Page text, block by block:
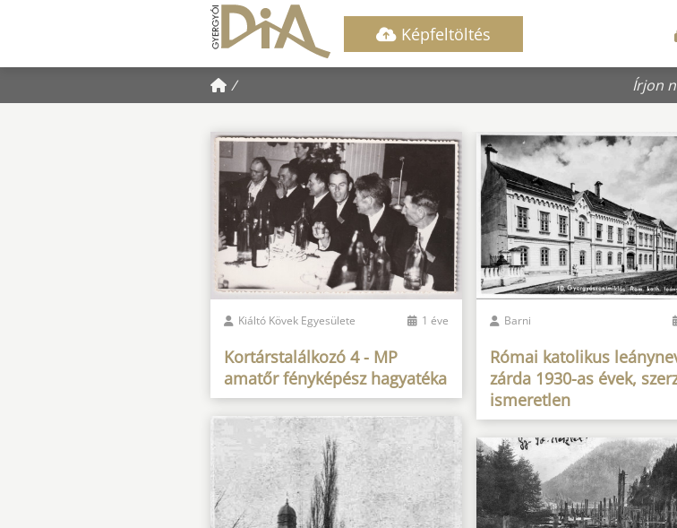
Képfeltöltés
/ Írjon
Kiáltó Kövek Egyesülete 1 éve
Kortárstalálkozó 4 - MP
amatőr fényképész hagyatéka
Barni
Római katolikus
zárda 1930-as évek,
ismeretlen